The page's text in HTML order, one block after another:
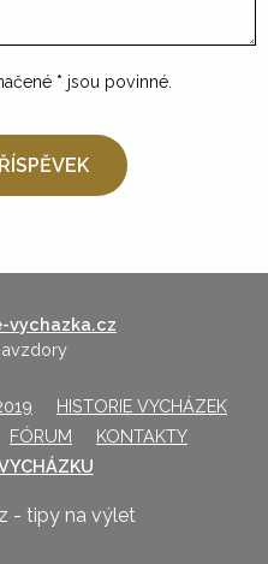
* jsou povinné.
vychazka.cz
HISTORIE VYCHÁZEK
FÓRUM
KONTAKTY